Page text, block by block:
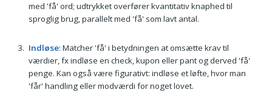
med 'få' ord; udtrykket overfører kvantitativ knaphed til
sproglig brug, parallelt med 'få' som lavt antal.
Indløse: Matcher 'få' i betydningen at omsætte krav til
værdier, fx indløse en check, kupon eller pant og derved 'få'
penge. Kan også være figurativt: indløse et løfte, hvor man
'får' handling eller modværdi for noget lovet.